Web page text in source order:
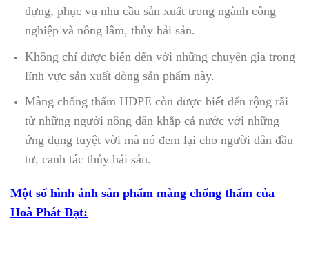
dựng, phục vụ nhu cầu sản xuất trong ngành công
nghiệp và nông lâm, thủy hải sản.
Không chỉ được biến đến với những chuyên gia trong
lĩnh vực sản xuất dòng sản phẩm này.
Màng chống thấm HDPE còn được biết đến rộng rãi
từ những người nông dân khắp cả nước với những
ứng dụng tuyệt vời mà nó đem lại cho người dân đầu
tư, canh tác thủy hải sản.
Một số hình ảnh sản phẩm màng chống thấm của
Hoà Phát Đạt: